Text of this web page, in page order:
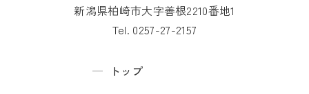
新潟県柏崎市大字善根2210番地1
Tel. 0257-27-2157
トップ